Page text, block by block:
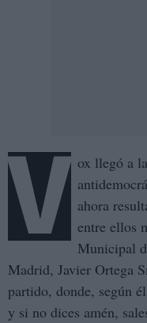
V ox llegó a
ahora
entre ellos
Municipal
Madrid, Javier Ortega
partido, donde, según
y si no dices amén,